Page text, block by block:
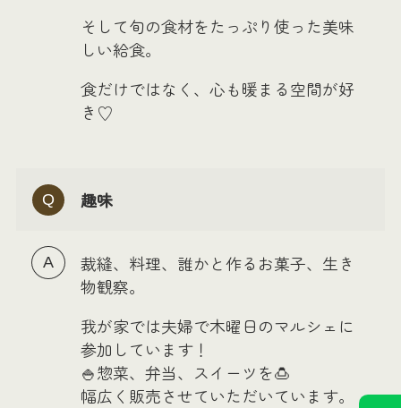
そして旬の食材をたっぷり使った美味
しい給食。
食だけではなく、心も暖まる空間が好
き♡
趣味
裁縫、料理、誰かと作るお菓子、生き
物観察。
我が家では夫婦で木曜日のマルシェに
参加しています！
🍚惣菜、弁当、スイーツを🍮
幅広く販売させていただいています。